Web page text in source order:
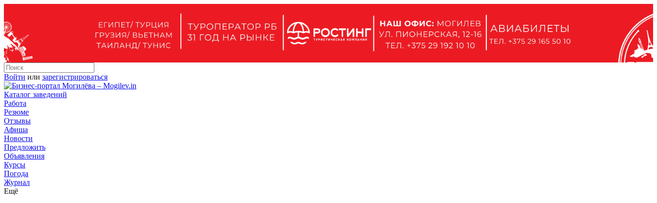
Войти или зарегистрироваться
Каталог заведений
Работа
Резюме
Отзывы
Афиша
Новости
Предложить
Объявления
Курсы
Погода
Журнал
Ещё